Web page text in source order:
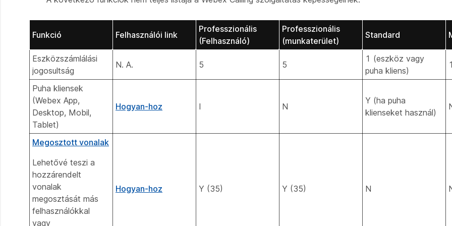
Funkció Felhasználói link
Professzionális
(Felhasználó)
Professzionális
(munkaterület)
Standard
Eszközszámlálási
jogosultság
N. A. 5 5
1 (eszköz vagy
puha kliens)
1
Puha kliensek
(Webex App,
Desktop, Mobil,
Tablet)
Hogyan-hoz I N
Y (ha puha
klienseket használ)
Megosztott vonalak
Lehetővé teszi a
hozzárendelt
vonalak
megosztását más
felhasználókkal
vagy
Hogyan-hoz Y (35) Y (35) N